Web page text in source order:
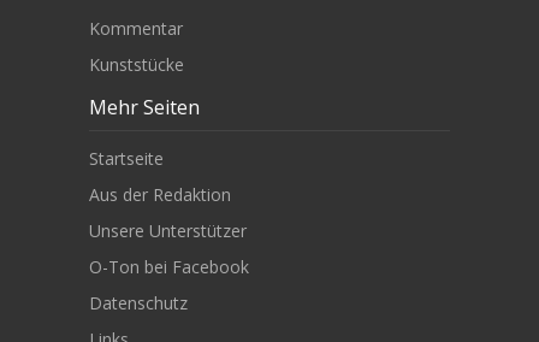
Kommentar
Kunststücke
Mehr Seiten
Startseite
Aus der Redaktion
Unsere Unterstützer
O-Ton bei Facebook
Datenschutz